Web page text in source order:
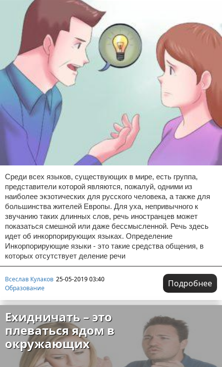
Среди всех языков, существующих в мире, есть группа,
представители которой являются, пожалуй, одними из
наиболее экзотических для русского человека, а также для
большинства жителей Европы. Для уха, непривычного к
звучанию таких длинных слов, речь иностранцев может
показаться смешной или даже бессмысленной. Речь здесь
идет об инкорпорирующих языках. Определение
Инкорпорирующие языки - это такие средства общения, в
которых отсутствует деление речи
Всеслав Кулаков 25-05-2019 03:40
Образование
Подробнее
Ехидничать – это
плеваться ядом в
окружающих